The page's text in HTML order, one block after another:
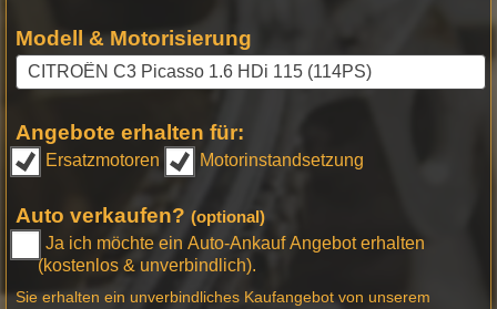
Modell & Motorisierung
Angebote erhalten für:
Ersatzmotoren Motorinstandsetzung
Auto verkaufen? (optional)
Ja ich möchte ein Auto-Ankauf Angebot erhalten
(kostenlos & unverbindlich).
Sie erhalten ein unverbindliches Kaufangebot von unserem